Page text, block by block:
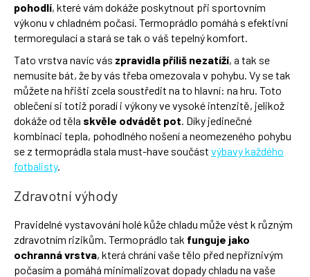
pohodlí, které vám dokáže poskytnout při sportovním
výkonu v chladném počasí. Termoprádlo pomáhá s efektivní
termoregulací a stará se tak o váš tepelný komfort.
Tato vrstva navíc vás zpravidla příliš nezatíží, a tak se
nemusíte bát, že by vás třeba omezovala v pohybu. Vy se tak
můžete na hřišti zcela soustředit na to hlavní: na hru. Toto
oblečení si totiž poradí i výkony ve vysoké intenzitě, jelikož
dokáže od těla skvěle odvádět pot. Díky jedinečné
kombinaci tepla, pohodlného nošení a neomezeného pohybu
se z termoprádla stala must-have součást výbavy každého
fotbalisty.
Zdravotní výhody
Pravidelné vystavování holé kůže chladu může vést k různým
zdravotním rizikům. Termoprádlo tak funguje jako
ochranná vrstva, která chrání vaše tělo před nepříznivým
počasím a pomáhá minimalizovat dopady chladu na vaše